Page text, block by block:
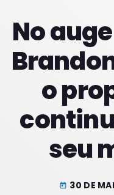
PROXIMOS
No
o
seu
today 30 DE